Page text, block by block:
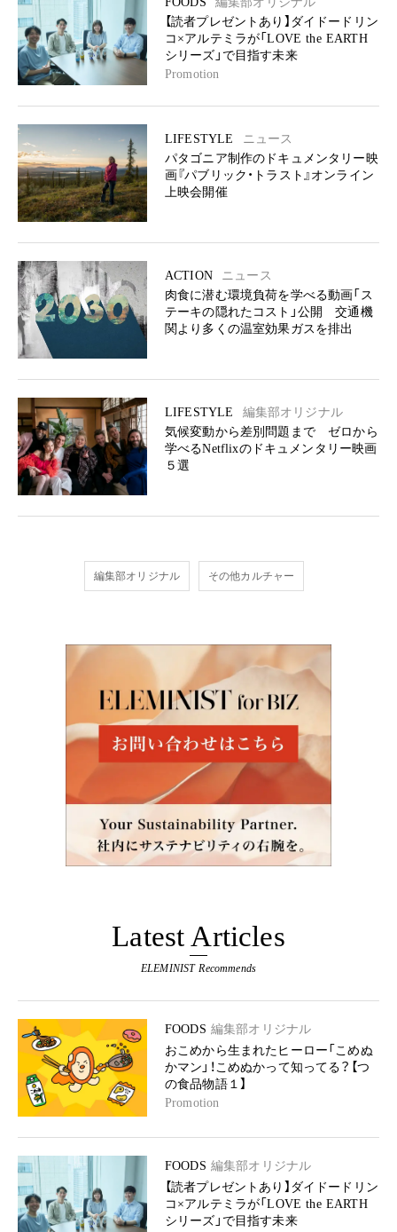
【読者プレゼントあり】ダイドードリン
コ×アルテミラが「LOVE the EARTH
シリーズ」で目指す未来
Promotion
LIFESTYLE
ニュース
パタゴニア制作のドキュメンタリー映
画『パブリック・トラスト』オンライン
上映会開催
ACTION
ニュース
肉食に潜む環境負荷を学べる動画「ス
テーキの隠れたコスト」公開 交通機
関より多くの温室効果ガスを排出
LIFESTYLE
編集部オリジナル
気候変動から差別問題まで ゼロから
学べるNetflixのドキュメンタリー映画
５選
編集部オリジナル その他カルチャー
Latest Articles
ELEMINIST Recommends
FOODS 編集部オリジナル
おこめから生まれたヒーロー「こめぬ
かマン」！こめぬかって知ってる？【つ
の食品物語１】
Promotion
FOODS 編集部オリジナル
【読者プレゼントあり】ダイドードリン
コ×アルテミラが「LOVE the EARTH
シリーズ」で目指す未来